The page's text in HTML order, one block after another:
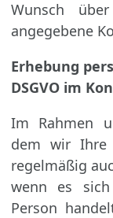
Wunsch
angegebene
Erhebung
DSGVO im
Im Rahmen
dem wir Ihre
regelmäßig
wenn es
Person